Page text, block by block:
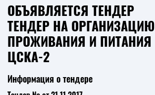
ОБЪЯВЛЯЕТСЯ ТЕНДЕР
ТЕНДЕР НА ОРГАНИЗАЦИЮ
ПРОЖИВАНИЯ И ПИТАНИЯ
ЦСКА-2
Информация о тендере